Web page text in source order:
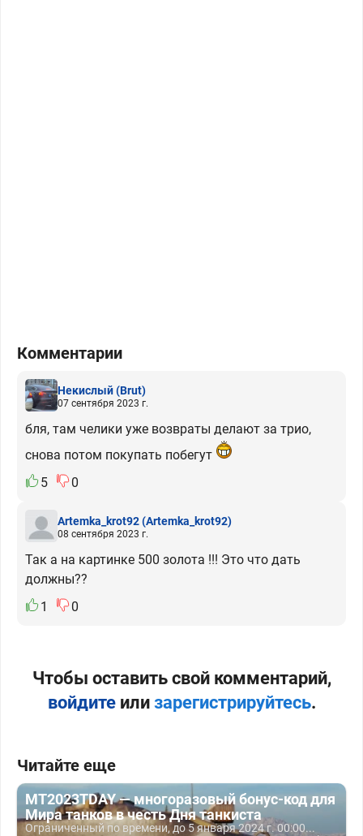
Комментарии
Некислый(Brut)
07 сентября 2023 г.
бля, там челики уже возвраты делают за трио,
снова потом покупать побегут
5
0
Artemka_krot92(Artemka_krot92)
08 сентября 2023 г.
Так а на картинке 500 золота !!! Это что дать
должны??
1
0
Чтобы оставить свой комментарий,
войдитеили зарегистрируйтесь.
Читайте еще
MT2023TDAY — многоразовый бонус-код для
Мира танков в честь Дня танкиста
Ограниченный по времени, до 5 января 2024 г. 00:00...